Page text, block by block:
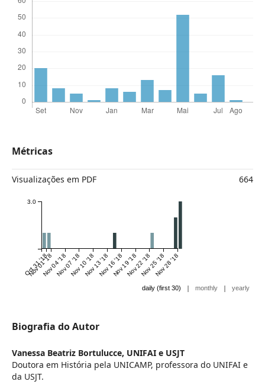
Métricas
Visualizações em PDF 664
Oct 31 '18
Nov 01 '18Nov 04 '18Nov 07 '18Nov 10 '18Nov 13 '18Nov 16 '18Nov 19 '18Nov 22 '18Nov 25 '18Nov 28 '18
3.0
daily (first 30) | monthly | yearly
Biografia do Autor
Vanessa Beatriz Bortulucce, UNIFAI e USJT
Doutora em História pela UNICAMP, professora do UNIFAI e
da USJT.